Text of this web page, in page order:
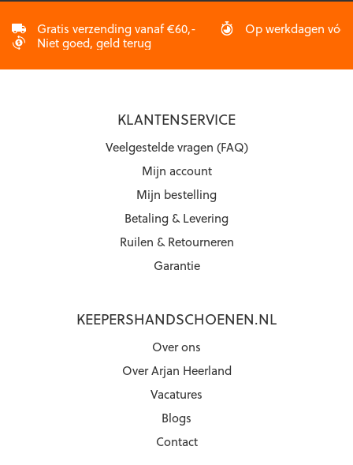
Gratis verzending vanaf €60,-
Op werkdagen
Niet goed, geld terug
KLANTENSERVICE
Veelgestelde vragen (FAQ)
Mijn account
Mijn bestelling
Betaling & Levering
Ruilen & Retourneren
Garantie
KEEPERSHANDSCHOENEN.NL
Over ons
Over Arjan Heerland
Vacatures
Blogs
Contact